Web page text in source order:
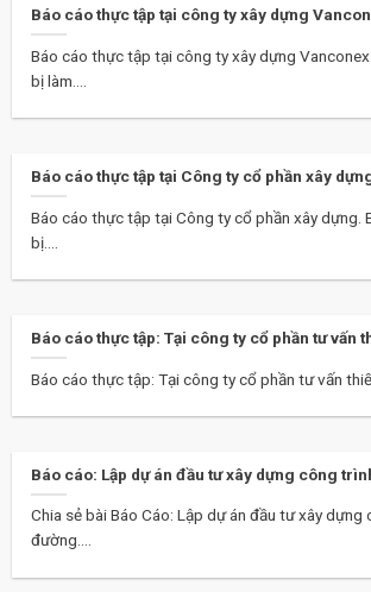
Báo cáo thực tập tại công ty xây dựng
Báo cáo thực tập tại công ty xây dựng
bị làm....
Báo cáo thực tập tại Công ty cổ phần xây
Báo cáo thực tập tại Công ty cổ phần xây dựng.
bị....
Báo cáo thực tập: Tại công ty cổ phần tư vấn
Báo cáo thực tập: Tại công ty cổ phần tư vấn
Báo cáo: Lập dự án đầu tư xây dựng công
Chia sẻ bài Báo Cáo: Lập dự án đầu tư xây dựng
đường....